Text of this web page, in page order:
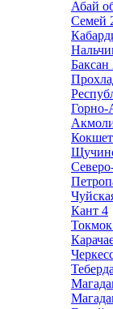
Абай
Семей
Баксан
Горно-
Кант 4
Токмок
Теберда